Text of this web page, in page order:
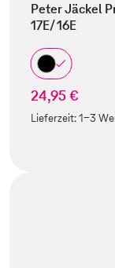
Peter Jäckel
17E/ 16E
24,95 €
Lieferzeit:1-3